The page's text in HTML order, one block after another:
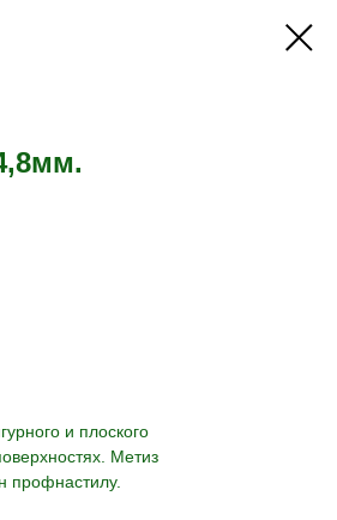
и плоского
Метиз
профнастилу.